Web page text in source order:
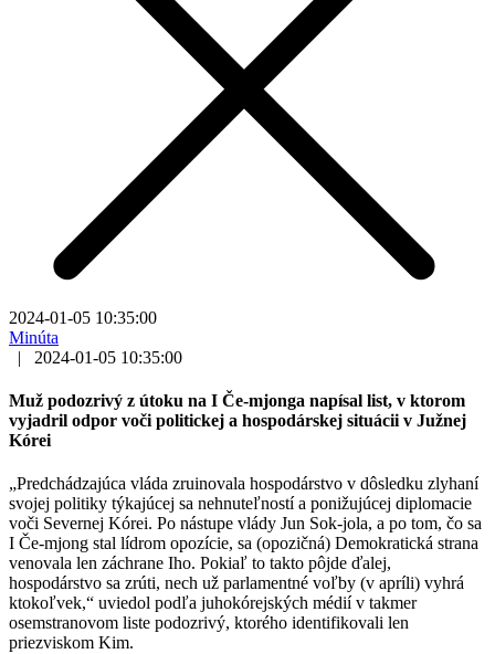
2024-01-05 10:35:00
Minúta
|
2024-01-05 10:35:00
Muž podozrivý z útoku na I Če-mjonga napísal list, v ktorom
vyjadril odpor voči politickej a hospodárskej situácii v Južnej
Kórei
„Predchádzajúca vláda zruinovala hospodárstvo v dôsledku zlyhaní
svojej politiky týkajúcej sa nehnuteľností a ponižujúcej diplomacie
voči Severnej Kórei. Po nástupe vlády Jun Sok-jola, a po tom, čo sa
I Če-mjong stal lídrom opozície, sa (opozičná) Demokratická strana
venovala len záchrane Iho. Pokiaľ to takto pôjde ďalej,
hospodárstvo sa zrúti, nech už parlamentné voľby (v apríli) vyhrá
ktokoľvek,“ uviedol podľa juhokórejských médií v takmer
osemstranovom liste podozrivý, ktorého identifikovali len
priezviskom Kim.